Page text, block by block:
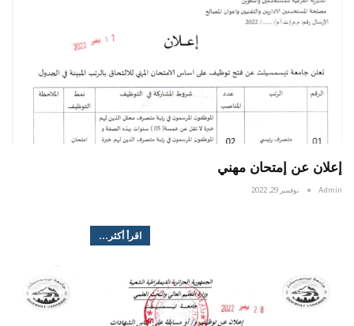
إعلان عن إمتحان مهني
Admin نوفمبر 29, 2022
اقرأ أكثر...